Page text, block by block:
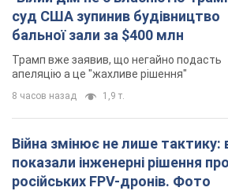
суд США зупинив будівництво
бальної зали за $400 млн
Трамп вже заявив, що негайно подасть
апеляцію а це "жахливе рішення"
8 часов назад 1,9 т.
Війна змінює не лише тактику:
показали інженерні рішення
російських FPV-дронів. Фото